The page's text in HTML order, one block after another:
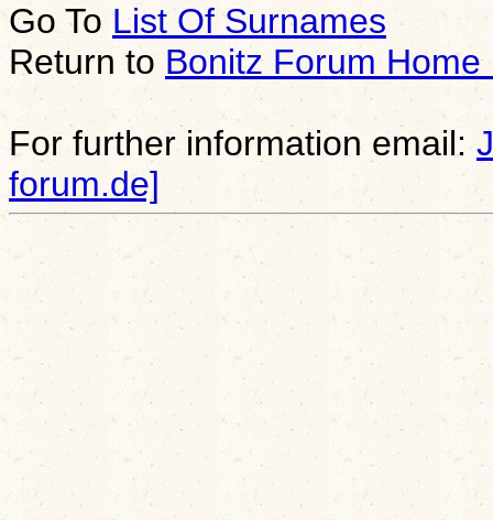
Go To List Of Surnames
Return toBonitz Forum Home
For further information email:
forum.de]